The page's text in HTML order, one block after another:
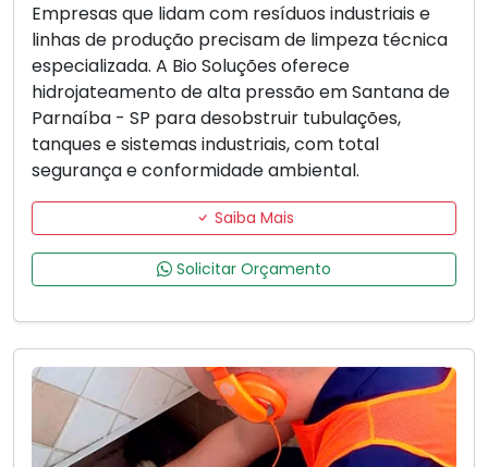
Empresas que lidam com resíduos industriais e
linhas de produção precisam de limpeza técnica
especializada. A Bio Soluções oferece
hidrojateamento de alta pressão em Santana de
Parnaíba - SP para desobstruir tubulações,
tanques e sistemas industriais, com total
segurança e conformidade ambiental.
Saiba Mais
Solicitar Orçamento